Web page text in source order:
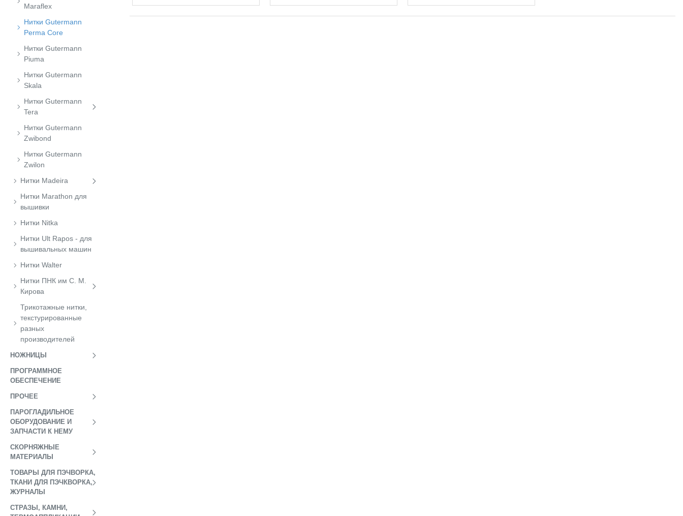
Maraflex
Нитки Gutermann
Perma Core
Нитки Gutermann
Piuma
Нитки Gutermann
Skala
Нитки Gutermann
Tera
Нитки Gutermann
Zwibond
Нитки Gutermann
Zwilon
Нитки Madeira
Нитки Marathon для
вышивки
Нитки Nitka
Нитки Ult Rapos - для
вышивальных машин
Нитки Walter
Нитки ПНК им С. М.
Кирова
Трикотажные нитки,
текстурированные
разных
производителей
НОЖНИЦЫ
ПРОГРАММНОЕ
ОБЕСПЕЧЕНИЕ
ПРОЧЕЕ
ПАРОГЛАДИЛЬНОЕ
ОБОРУДОВАНИЕ И
ЗАПЧАСТИ К НЕМУ
СКОРНЯЖНЫЕ
МАТЕРИАЛЫ
ТОВАРЫ ДЛЯ ПЭЧВОРКА,
ТКАНИ ДЛЯ ПЭЧКВОРКА,
ЖУРНАЛЫ
СТРАЗЫ, КАМНИ,